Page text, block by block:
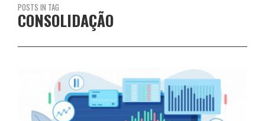
POSTS IN TAG
CONSOLIDAÇÃO